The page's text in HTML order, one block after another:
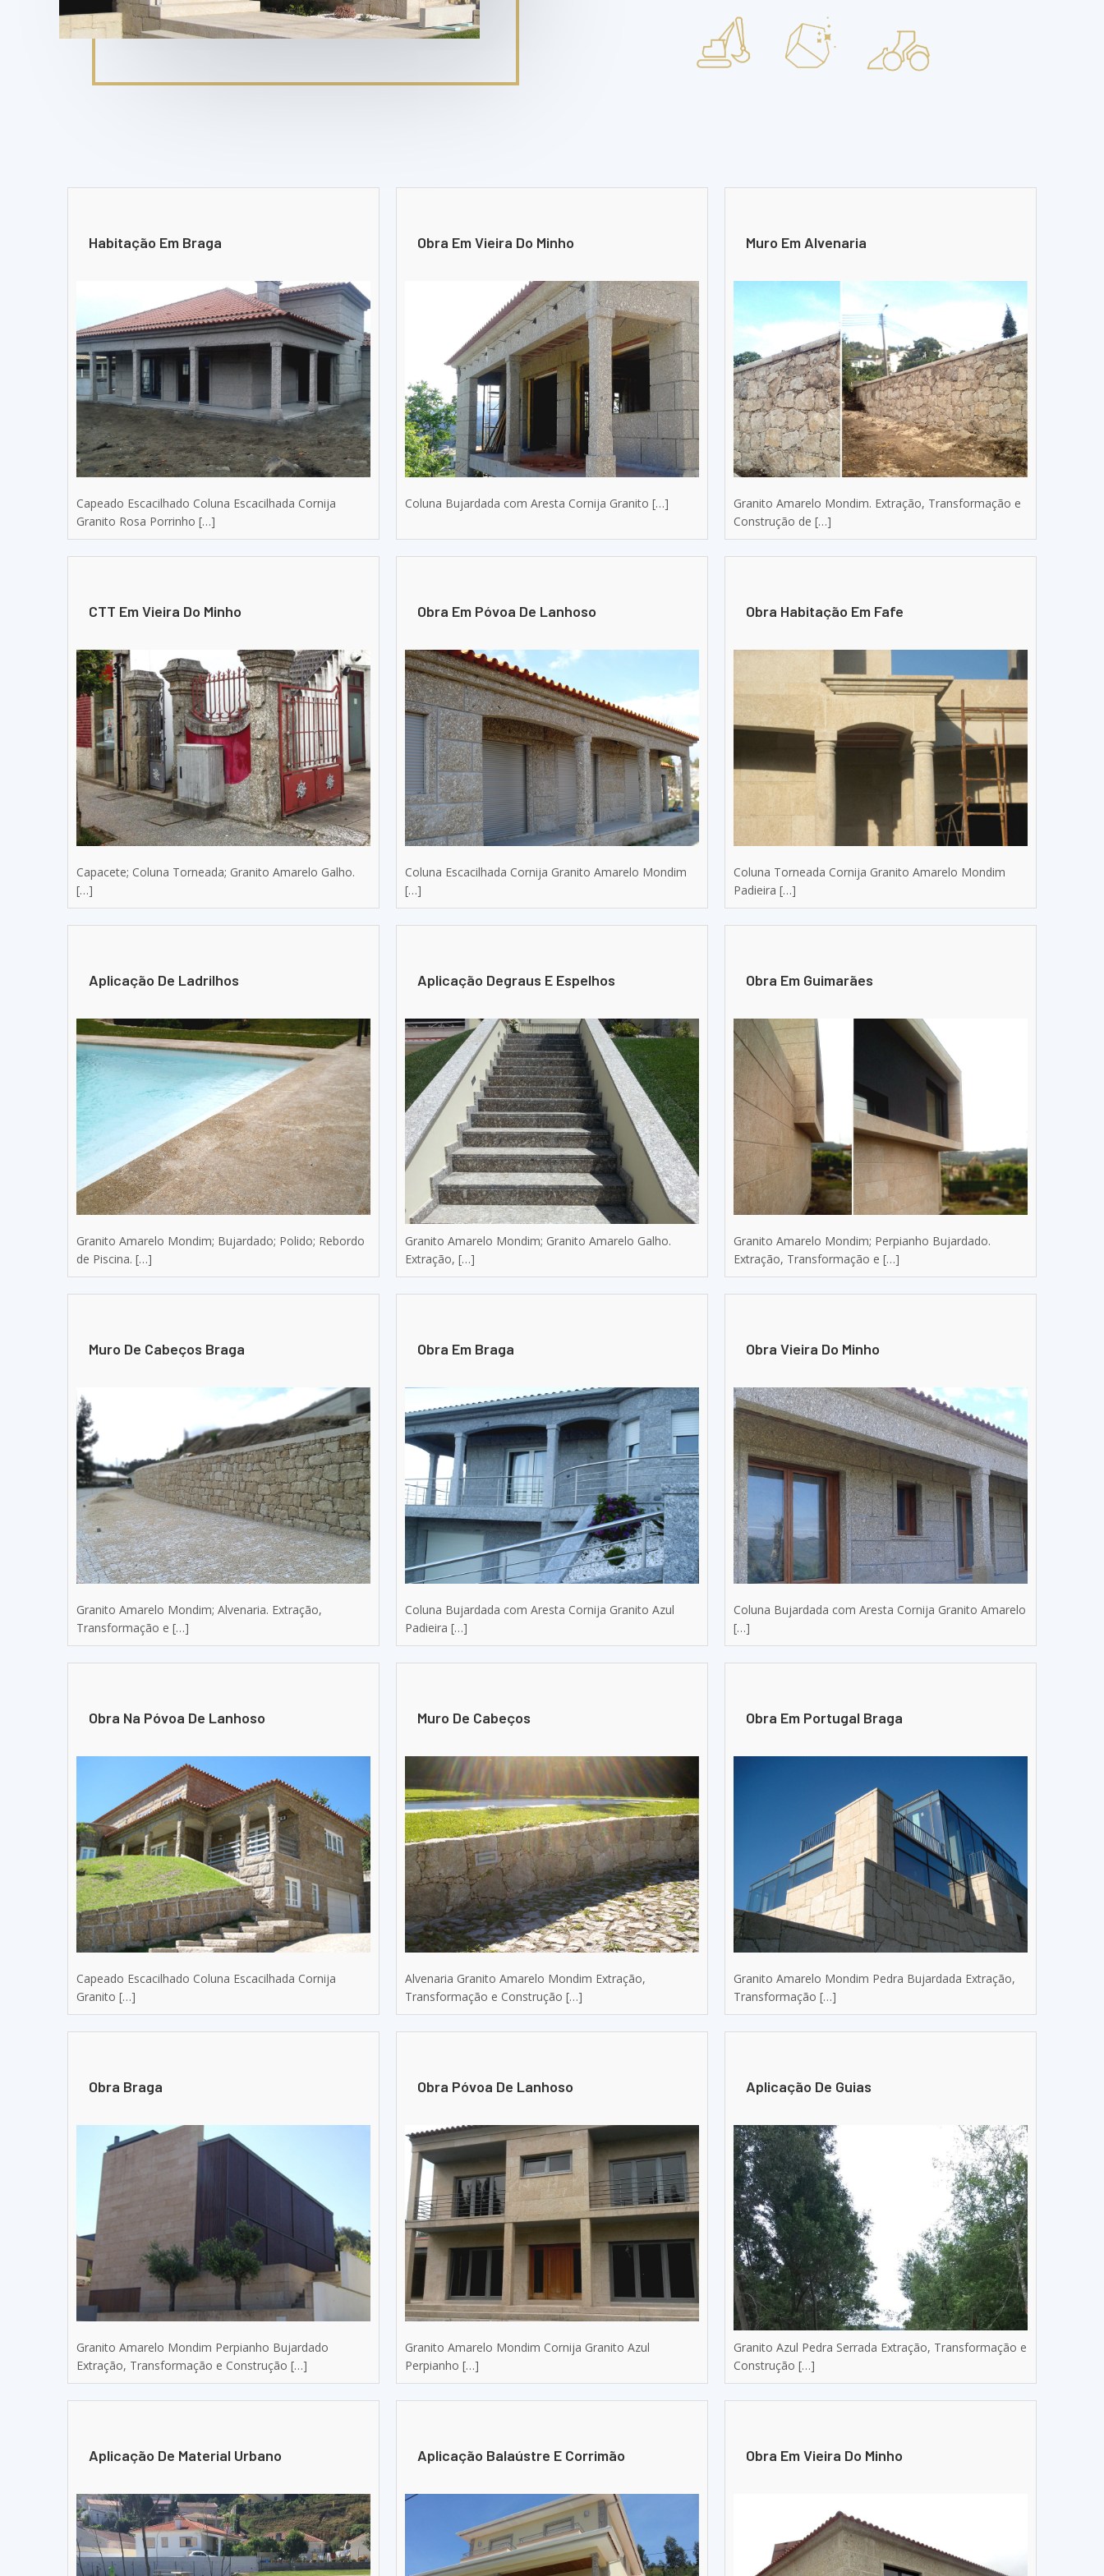
Habitação Em Braga
Capeado Escacilhado Coluna Escacilhada Cornija
Granito Rosa Porrinho […]
Obra Em Vieira Do Minho
Coluna Bujardada com Aresta Cornija Granito […]
Muro Em Alvenaria
Granito Amarelo Mondim. Extração, Transformação e
Construção de […]
CTT Em Vieira Do Minho
Capacete; Coluna Torneada; Granito Amarelo Galho.
[…]
Obra Em Póvoa De Lanhoso
Coluna Escacilhada Cornija Granito Amarelo Mondim
[…]
Obra Habitação Em Fafe
Coluna Torneada Cornija Granito Amarelo Mondim
Padieira […]
Aplicação De Ladrilhos
Granito Amarelo Mondim; Bujardado; Polido; Rebordo
de Piscina. […]
Aplicação Degraus E Espelhos
Granito Amarelo Mondim; Granito Amarelo Galho.
Extração, […]
Obra Em Guimarães
Granito Amarelo Mondim; Perpianho Bujardado.
Extração, Transformação e […]
Muro De Cabeços Braga
Granito Amarelo Mondim; Alvenaria. Extração,
Transformação e […]
Obra Em Braga
Coluna Bujardada com Aresta Cornija Granito Azul
Padieira […]
Obra Vieira Do Minho
Coluna Bujardada com Aresta Cornija Granito Amarelo
[…]
Obra Na Póvoa De Lanhoso
Capeado Escacilhado Coluna Escacilhada Cornija
Granito […]
Muro De Cabeços
Alvenaria Granito Amarelo Mondim Extração,
Transformação e Construção […]
Obra Em Portugal Braga
Granito Amarelo Mondim Pedra Bujardada Extração,
Transformação […]
Obra Braga
Granito Amarelo Mondim Perpianho Bujardado
Extração, Transformação e Construção […]
Obra Póvoa De Lanhoso
Granito Amarelo Mondim Cornija Granito Azul
Perpianho […]
Aplicação De Guias
Granito Azul Pedra Serrada Extração, Transformação e
Construção […]
Aplicação De Material Urbano Aplicação Balaústre E Corrimão Obra Em Vieira Do Minho